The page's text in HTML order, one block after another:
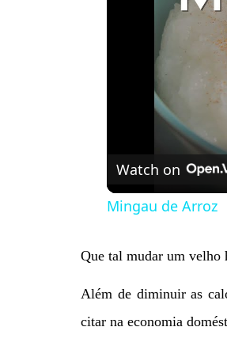
Watch on
Mingau de Arroz
Que tal mudar um velho
Além de diminuir as
citar na economia